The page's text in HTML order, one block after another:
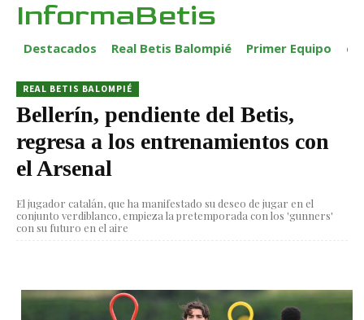
InformaBetis
Destacados Real Betis Balompié Primer Equipo
REAL BETIS BALOMPIÉ
Bellerín, pendiente del Betis,
regresa a los entrenamientos con
el Arsenal
El jugador catalán, que ha manifestado su deseo de jugar en el
conjunto verdiblanco, empieza la pretemporada con los 'gunners'
con su futuro en el aire